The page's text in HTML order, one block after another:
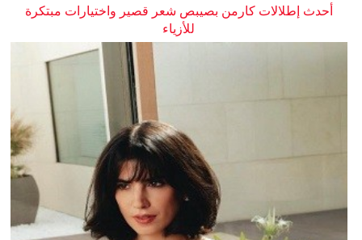
أحدث إطلالات كارمن بصيبص شعر قصير واختيارات مبتكرة
للأزياء